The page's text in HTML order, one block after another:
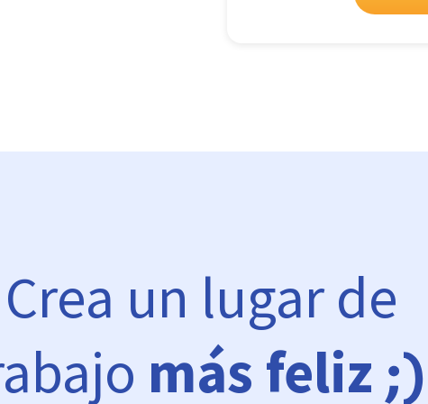
Crea un lugar de
más feliz